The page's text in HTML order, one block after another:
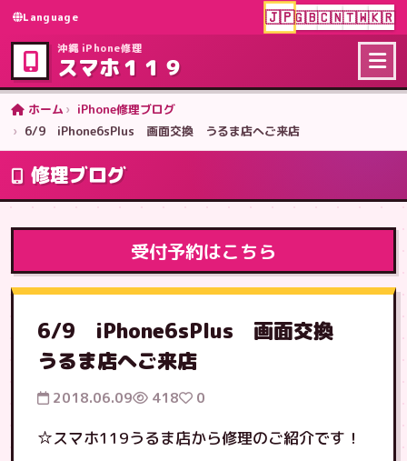
Language 🇯🇵🇬🇧🇨🇳🇹🇼🇰🇷
沖縄 iPhone修理
スマホ１１９
ホーム
iPhone修理ブログ
6/9 iPhone6sPlus 画面交換 うるま店へご来店
修理ブログ
受付予約はこちら
6/9 iPhone6sPlus 画面交換
うるま店へご来店
2018.06.09 418 0
☆スマホ119うるま店から修理のご紹介です！